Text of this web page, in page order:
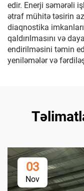
edir. Enerji səmərəli
ətraf mühitə təsirin
diaqnostika
qaldırılmasını və
endirilməsini təmin
yeniləmələr və
03
Nov